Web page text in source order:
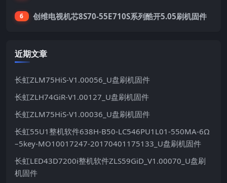
6 创维电视机芯8S70-55E710S系列酷开5.05刷机固件
近期文章
长虹ZLM75HiS-V1.00056_U盘刷机固件
长虹ZLH74GiR-V1.00127_U盘刷机固件
长虹ZLM75HiS-V1.00036_U盘刷机固件
长虹55U1整机软件638H-B50-LC546PU1L01-550MA-6Ω
–5key-MO10017247-20170401175133_U盘刷机固件
长虹LED43D7200i整机软件ZLS59GiD_V1.00070_U盘刷
机固件